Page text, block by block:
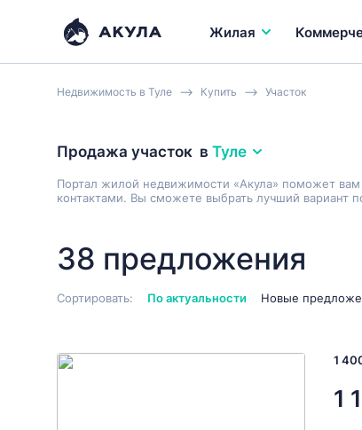
Жилая
Недвижимость в Туле Купить Участок
Продажа участок в Туле
Портал жилой недвижимости «Акула» поможет вам
контактами. Вы сможете выбрать лучший вариант
38 предложения
Сортировать: По актуальности Новые
1
1